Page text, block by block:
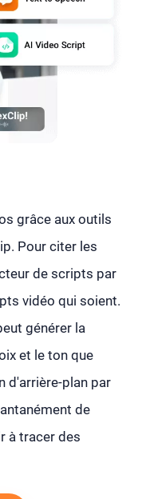
grâce aux outils
Pour citer les
de scripts par
vidéo qui soient.
générer la
et le ton que
d'arrière-plan par
de
à tracer des